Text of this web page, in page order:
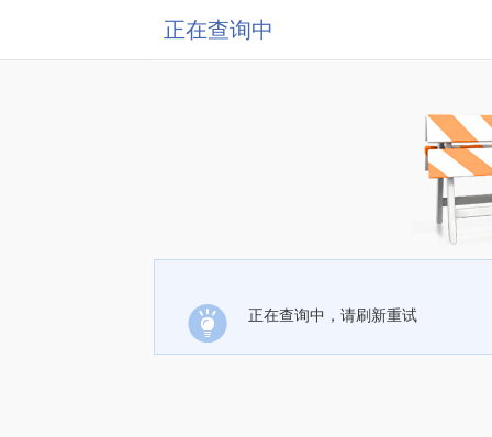
正在查询中
正在查询中，请刷新重试